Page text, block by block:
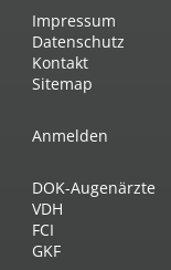
Impressum
Datenschutz
Kontakt
Sitemap
Anmelden
DOK-Augenärzte
VDH
FCI
GKF